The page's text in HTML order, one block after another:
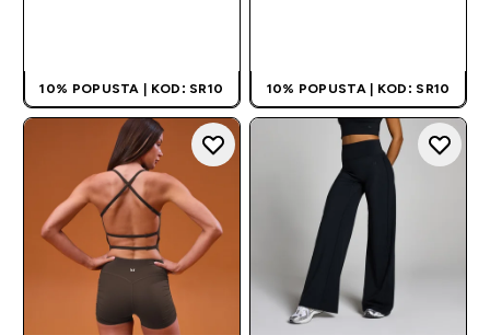
10% POPUSTA | KOD: SR10 10% POPUSTA | KOD: SR10